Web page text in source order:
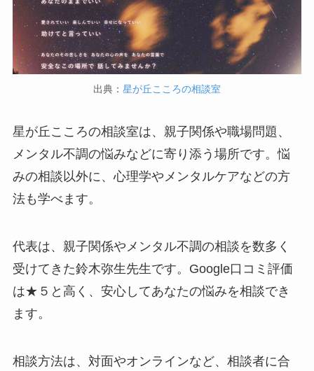
出典： 星が丘こころの相談室
星が丘こころの相談室は、親子関係や職場問題、
メンタル不調の悩みなどに寄り添う場所です。悩
みの相談以外に、心理学やメンタルケアなどの方
法も学べます。
代表は、親子関係やメンタル不調の相談を数多く
受けてきた鈴木弥生先生です。Google口コミ評価
は★５と高く、安心してあなたの悩みを相談でき
ます。
相談方法は、対面やオンラインなど、相談者に合